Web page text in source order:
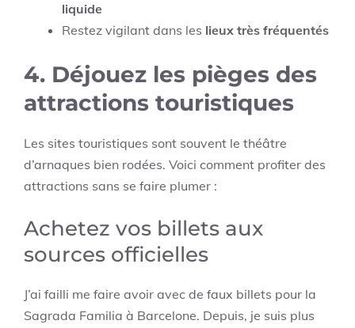
liquide
Restez vigilant dans les lieux très fréquentés
4. Déjouez les pièges des
attractions touristiques
Les sites touristiques sont souvent le théâtre
d’arnaques bien rodées. Voici comment profiter des
attractions sans se faire plumer :
Achetez vos billets aux
sources officielles
J’ai failli me faire avoir avec de faux billets pour la
Sagrada Familia à Barcelone. Depuis, je suis plus